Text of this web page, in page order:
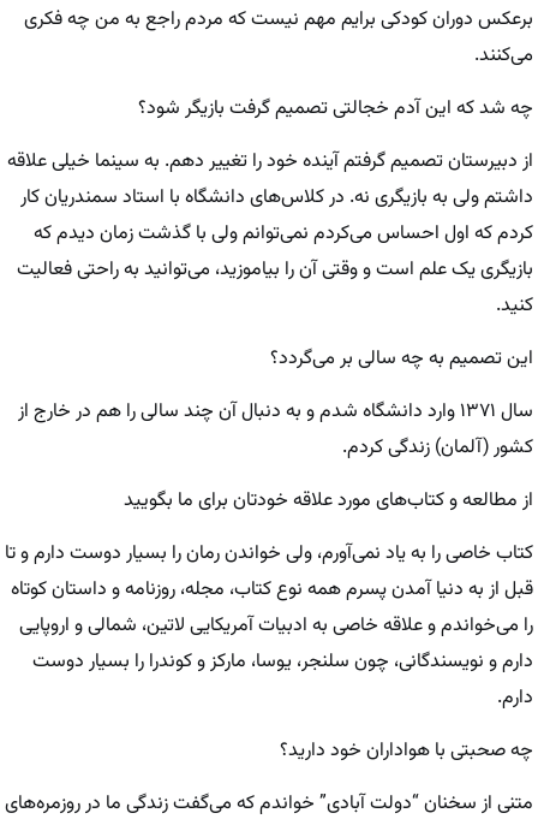
برعکس دوران کودکی برایم مهم نیست که مردم راجع به من چه فکری
می‌کنند.
چه شد که این آدم خجالتی تصمیم گرفت بازیگر شود؟
از دبیرستان تصمیم گرفتم آینده خود را تغییر دهم. به سینما خیلی علاقه
داشتم ولی به بازیگری نه. در کلاس‌های دانشگاه با استاد سمندریان کار
کردم که اول احساس می‌کردم نمی‌توانم ولی با گذشت زمان دیدم که
بازیگری یک علم است و وقتی آن را بیاموزید، می‌توانید به راحتی فعالیت
کنید.
‌این تصمیم به چه سالی بر می‌گردد؟
سال ۱۳۷۱ وارد دانشگاه شدم و به دنبال آن چند سالی را هم در خارج از
کشور (آلمان) زندگی کردم.
از مطالعه و کتاب‌های مورد علاقه خودتان برای ما بگویید
کتاب خاصی را به یاد نمی‌آورم، ولی خواندن رمان را بسیار دوست دارم و تا
قبل از به دنیا آمدن پسرم همه نوع کتاب، مجله، روزنامه و داستان کوتاه
را می‌خواندم و علاقه خاصی به ادبیات آمریکایی لاتین، شمالی و اروپایی
دارم و نویسندگانی، چون سلنجر، یوسا، مارکز و کوندرا را بسیار دوست
دارم.
چه صحبتی با هواداران خود دارید؟
متنی از سخنان “دولت آبادی” خواندم که می‌گفت زندگی ما در روزمره‌های